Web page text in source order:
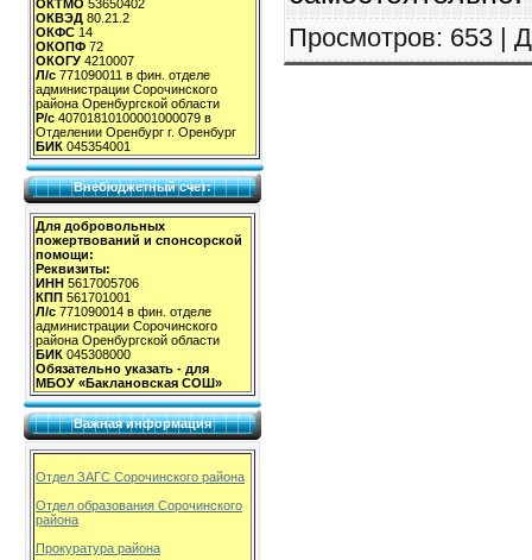
ОКТМО 53650402
ОКВЭД 80.21.2
ОКФС 14
ОКОПФ 72
ОКОГУ 4210007
Л/с 771090011 в фин. отделе
администрации Сорочинского
района Оренбургской области
Р/с 40701810100001000079 в
Отделении Оренбург г. Оренбург
БИК 045354001
Внебюджетный счет:
Для добровольных
пожертвований и спонсорской
помощи:
Реквизиты:
ИНН 5617005706
КПП 561701001
Л/с 771090014 в фин. отделе
администрации Сорочинского
района Оренбургской области
БИК 045308000
Обязательно указать - для
МБОУ «Баклановская СОШ»
Важная информация
Отдел ЗАГС Сорочинского района
Отдел образования Сорочинского
района
Прокуратура района
Просмотров: 653 |